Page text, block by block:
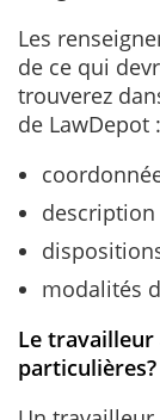
Les
de ce qui
trouverez
de LawDepot :
description
modalités
Le
particulières?